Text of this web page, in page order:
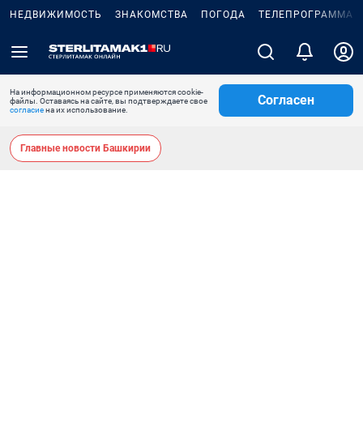
НЕДВИЖИМОСТЬ ЗНАКОМСТВА ПОГОДА ТЕЛЕПРОГРАММА
На информационном ресурсе применяются cookie-
файлы. Оставаясь на сайте, вы подтверждаете свое
согласиена их использование.
Согласен
Главные новости Башкирии